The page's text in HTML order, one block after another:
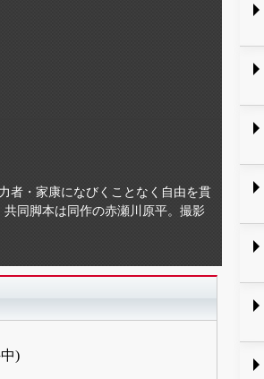
者・家康になびくことなく自由を貫
同脚本は同作の赤瀬川原平。撮影
)